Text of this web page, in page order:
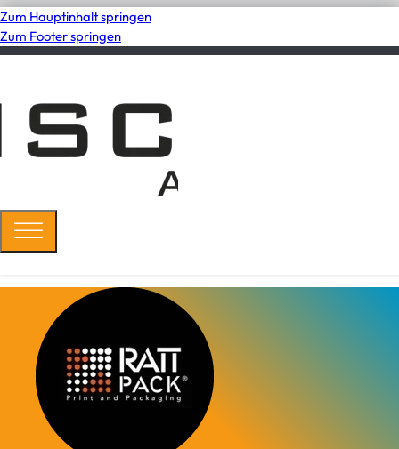
Zum Hauptinhalt springen
Zum Footer springen